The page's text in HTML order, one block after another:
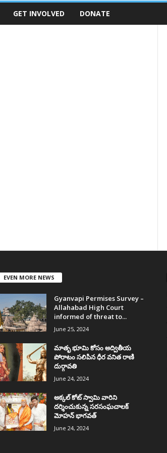
GET INVOLVED DONATE
EVEN MORE NEWS
Gyanvapi Permises Survey –
Allahabad High Court
informed of threat to...
June 25, 2024
మాతృ భూమి కోసం అద్వితీయ
పోరాటం సలిపిన ధీర వనిత రాణి
దుర్గావతి
June 24, 2024
అక్కల్‌ కోట్‌ స్వామి వారిని
దర్శించుకున్న సరసంఘచాలక్
మోహన్ భాగవత్
June 24, 2024